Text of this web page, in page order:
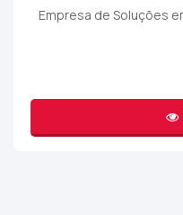
Empresa de Soluções